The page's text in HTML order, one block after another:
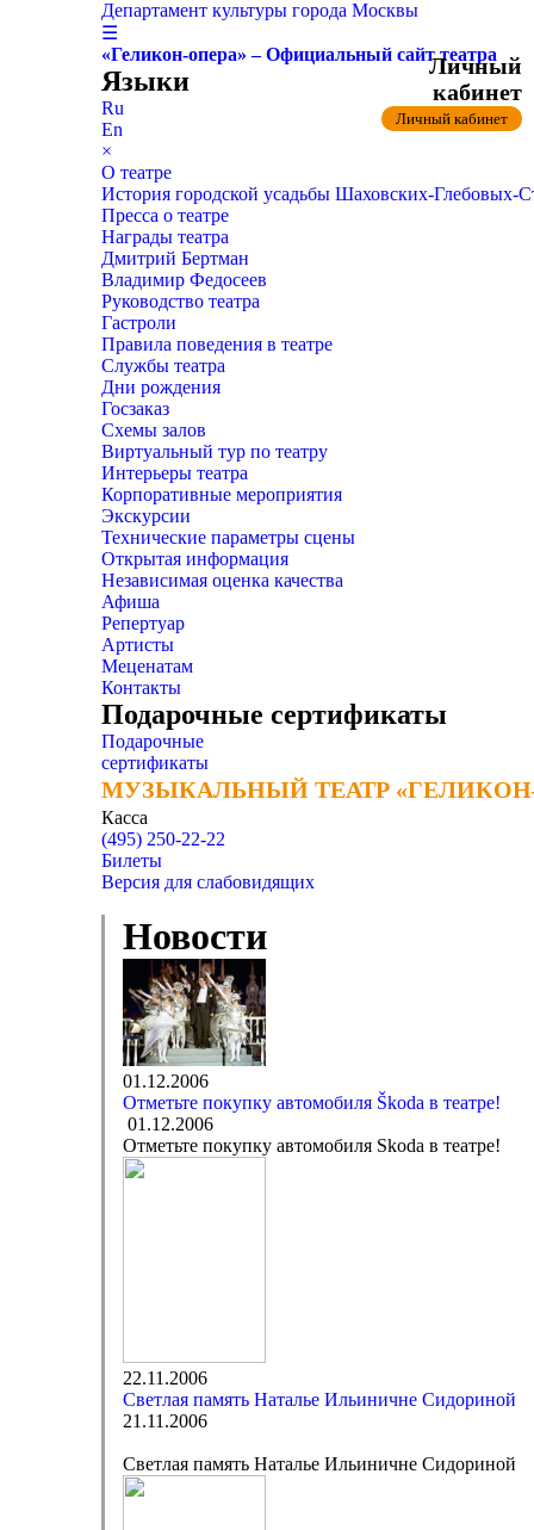
Департамент культуры города Москвы
☰
«Геликон-опера» – Официальный сайт театра
Языки
Ru
En
×
О театре
История городской усадьбы Шаховских-
Пресса о театре
Награды театра
Дмитрий Бертман
Владимир Федосеев
Руководство театра
Гастроли
Правила поведения в театре
Службы театра
Дни рождения
Госзаказ
Схемы залов
Виртуальный тур по театру
Интерьеры театра
Корпоративные мероприятия
Экскурсии
Технические параметры сцены
Открытая информация
Независимая оценка качества
Афиша
Репертуар
Артисты
Меценатам
Контакты
Подарочные сертификаты
Подарочные
сертификаты
МУЗЫКАЛЬНЫЙ ТЕАТР
МУЗЫКАЛЬНЫЙ ТЕАТР
Касса
(495) 250-22-22
Личный
кабинет
Личный кабинет
Билеты
Версия для слабовидящих
Новости
01.12.2006
Отметьте покупку автомобиля Škoda в театре!
01.12.2006
Отметьте покупку автомобиля Skoda в театре!
22.11.2006
Светлая память Наталье Ильиничне Сидориной
21.11.2006
Светлая память Наталье Ильиничне Сидориной